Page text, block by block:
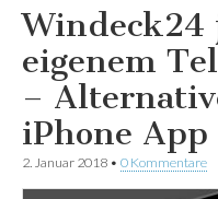
eigenem
–
iPhone App
2. Januar 2018 • 0 Kommentare